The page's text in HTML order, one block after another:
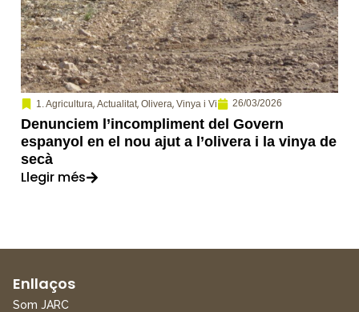
1. Agricultura, Actualitat, Olivera, Vinya i Vi 26/03/2026
Denunciem l’incompliment del Govern
espanyol en el nou ajut a l’olivera i la vinya de
secà
Llegir més
Enllaços
Som JARC